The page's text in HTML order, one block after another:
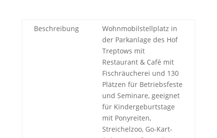
Beschreibung
Wohnmobilstellplatz in
der Parkanlage des Hof
Treptows mit
Restaurant & Café mit
Fischräucherei und 130
Plätzen für Betriebsfeste
und Seminare, geeignet
für Kindergeburtstage
mit Ponyreiten,
Streichelzoo, Go-Kart-